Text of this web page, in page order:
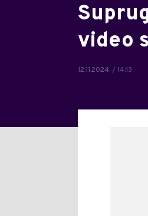
video
12.11.2024. / 14:13